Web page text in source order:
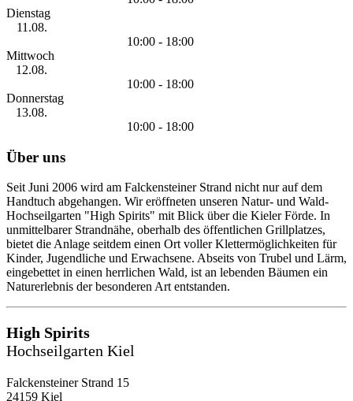
Dienstag
11.08.
10:00 - 18:00
Mittwoch
12.08.
10:00 - 18:00
Donnerstag
13.08.
10:00 - 18:00
Über uns
Seit Juni 2006 wird am Falckensteiner Strand nicht nur auf dem
Handtuch abgehangen. Wir eröffneten unseren Natur- und Wald-
Hochseilgarten "High Spirits" mit Blick über die Kieler Förde. In
unmittelbarer Strandnähe, oberhalb des öffentlichen Grillplatzes,
bietet die Anlage seitdem einen Ort voller Klettermöglichkeiten für
Kinder, Jugendliche und Erwachsene. Abseits von Trubel und Lärm,
eingebettet in einen herrlichen Wald, ist an lebenden Bäumen ein
Naturerlebnis der besonderen Art entstanden.
High Spirits
Hochseilgarten Kiel
Falckensteiner Strand 15
24159 Kiel